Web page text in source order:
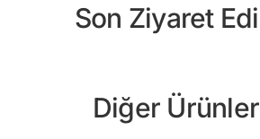
Son Ziyaret
Diğer